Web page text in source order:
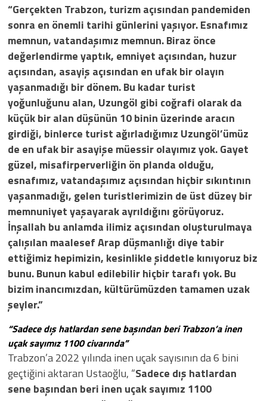
“Gerçekten Trabzon, turizm açısından pandemiden
sonra en önemli tarihi günlerini yaşıyor. Esnafımız
memnun, vatandaşımız memnun. Biraz önce
değerlendirme yaptık, emniyet açısından, huzur
açısından, asayiş açısından en ufak bir olayın
yaşanmadığı bir dönem. Bu kadar turist
yoğunluğunu alan, Uzungöl gibi coğrafi olarak da
küçük bir alan düşünün 10 binin üzerinde aracın
girdiği, binlerce turist ağırladığımız Uzungöl’ümüz
de en ufak bir asayişe müessir olayımız yok. Gayet
güzel, misafirperverliğin ön planda olduğu,
esnafımız, vatandaşımız açısından hiçbir sıkıntının
yaşanmadığı, gelen turistlerimizin de üst düzey bir
memnuniyet yaşayarak ayrıldığını görüyoruz.
İnşallah bu anlamda ilimiz açısından oluşturulmaya
çalışılan maalesef Arap düşmanlığı diye tabir
ettiğimiz hepimizin, kesinlikle şiddetle kınıyoruz biz
bunu. Bunun kabul edilebilir hiçbir tarafı yok. Bu
bizim inancımızdan, kültürümüzden tamamen uzak
şeyler.”
“Sadece dış hatlardan sene başından beri Trabzon’a inen
uçak sayımız 1100 civarında”
Trabzon’a 2022 yılında inen uçak sayısının da 6 bini
geçtiğini aktaran Ustaoğlu, “Sadece dış hatlardan
sene başından beri inen uçak sayımız 1100